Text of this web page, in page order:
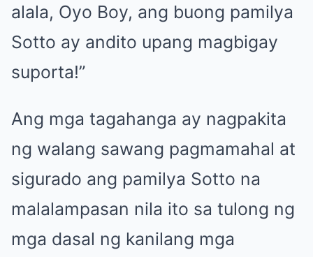
alala, Oyo Boy, ang buong pamilya
Sotto ay andito upang magbigay
suporta!”
Ang mga tagahanga ay nagpakita
ng walang sawang pagmamahal at
sigurado ang pamilya Sotto na
malalampasan nila ito sa tulong ng
mga dasal ng kanilang mga